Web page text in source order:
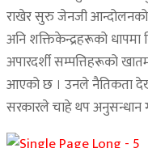
राखेर सुरु जेनजी
अनि शक्तिकेन्द्रहरूको
अपारदर्शी सम्पत्तिहरूको
आएको छ । उनले नैतिकता
सरकारले चाहे थप अनुसन्धान